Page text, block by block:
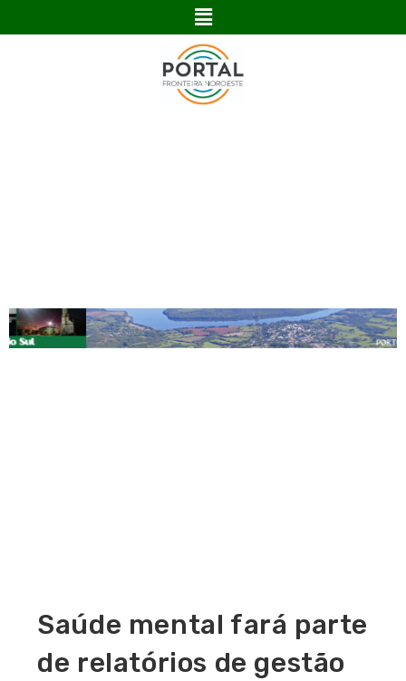
Saúde mental fará parte
de relatórios de gestão